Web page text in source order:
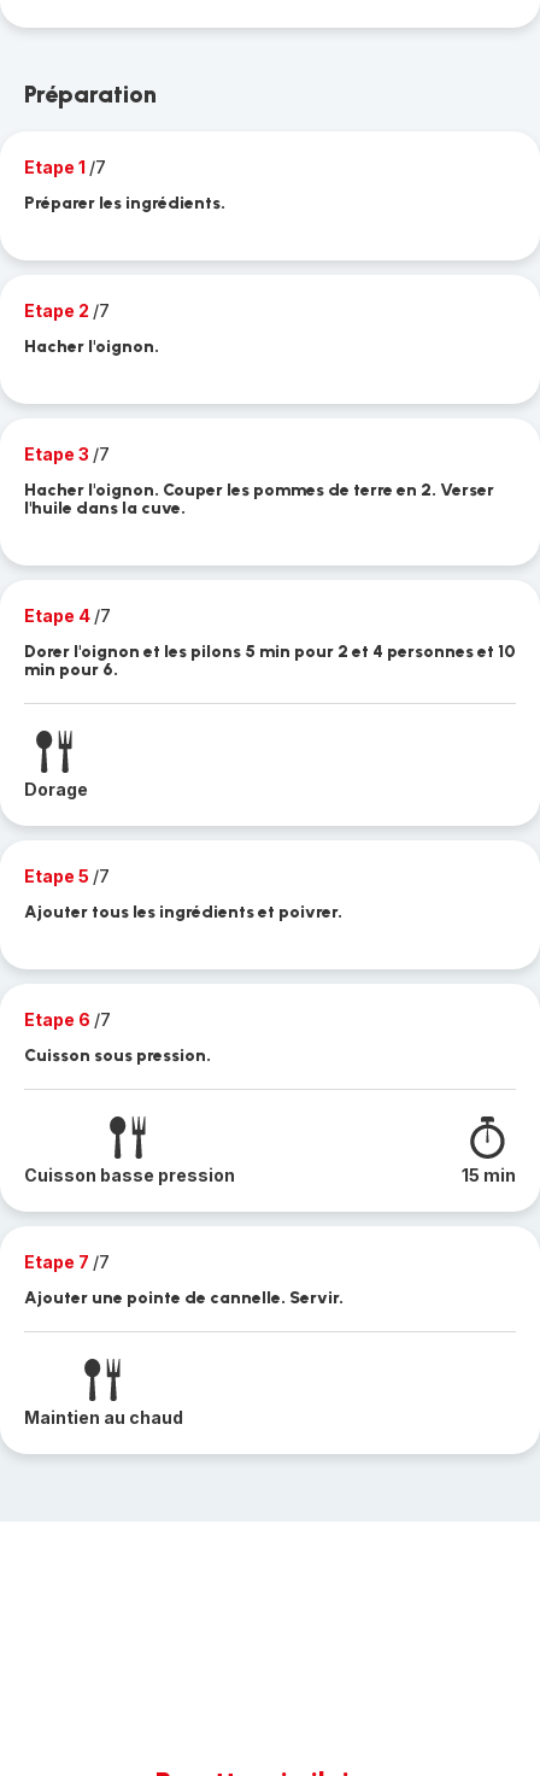
Préparation
Etape 1 /7
Préparer les ingrédients.
Etape 2 /7
Hacher l'oignon.
Etape 3 /7
Hacher l'oignon. Couper les pommes de terre en 2. Verser
l'huile dans la cuve.
Etape 4 /7
Dorer l'oignon et les pilons 5 min pour 2 et 4 personnes et 10
min pour 6.
Dorage
Etape 5 /7
Ajouter tous les ingrédients et poivrer.
Etape 6 /7
Cuisson sous pression.
Cuisson basse pression 15 min
Etape 7 /7
Ajouter une pointe de cannelle. Servir.
Maintien au chaud